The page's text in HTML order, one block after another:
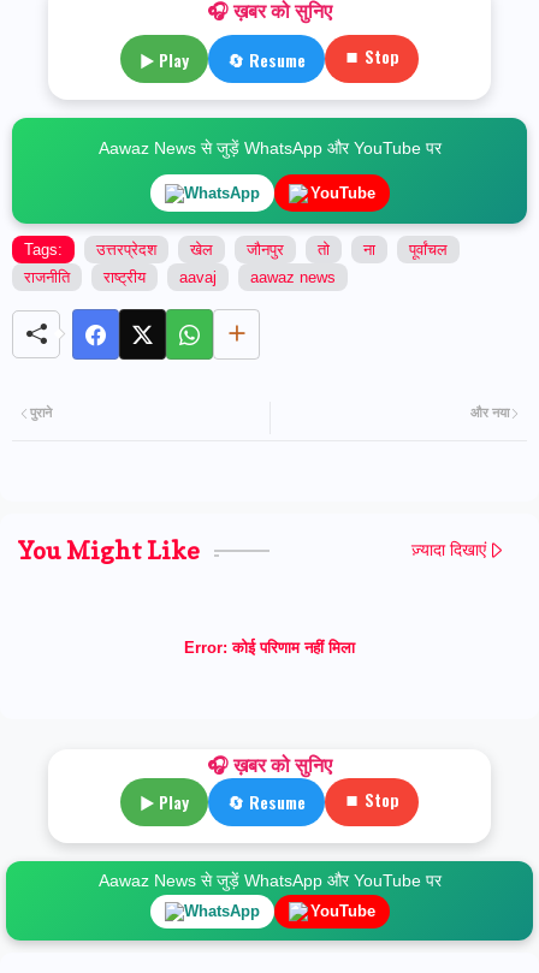
🎧 ख़बर को सुनिए
▶ Play 🔄 Resume ⏹ Stop
Aawaz News से जुड़ें WhatsApp और YouTube पर
WhatsApp YouTube
Tags: उत्तरप्रेदश खेल जौनपुर तो ना
पूर्वांचल
राजनीति
राष्ट्रीय aavaj aawaz news
और नया
पुराने
You Might Like ज़्यादा दिखाएं
Error: कोई परिणाम नहीं मिला
🎧 ख़बर को सुनिए
▶ Play 🔄 Resume ⏹ Stop
Aawaz News से जुड़ें WhatsApp और YouTube पर
WhatsApp YouTube